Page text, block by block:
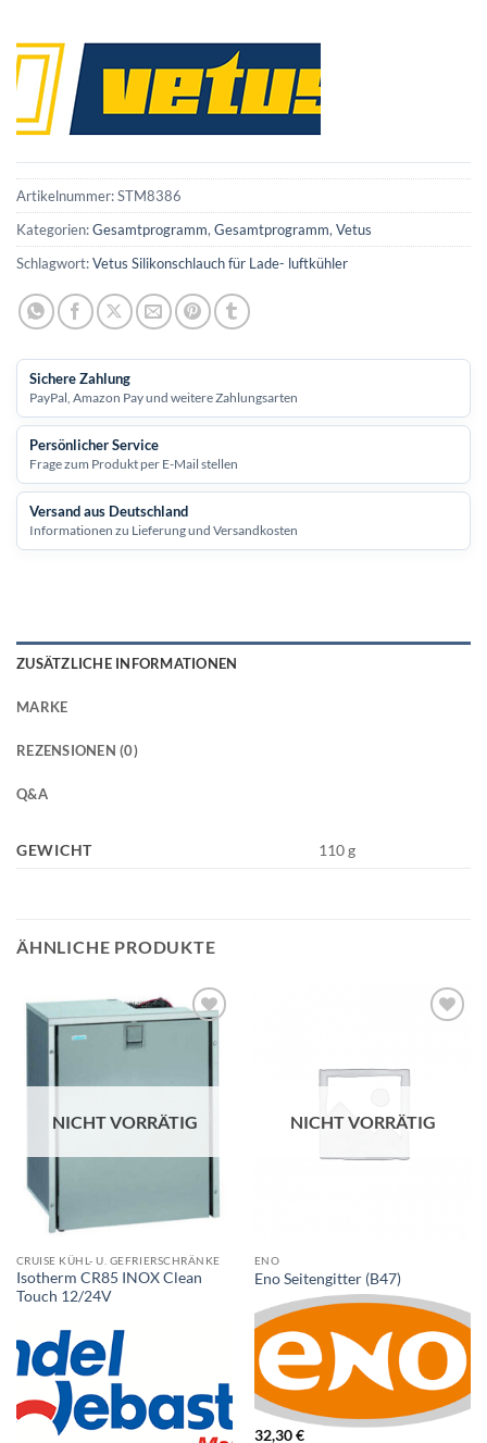
Artikelnummer:STM8386
Kategorien:Gesamtprogramm, Gesamtprogramm, Vetus
Schlagwort:Vetus Silikonschlauch für Lade- luftkühler
Sichere Zahlung
PayPal, Amazon Pay und weitere Zahlungsarten
Persönlicher Service
Frage zum Produkt per E-Mail stellen
Versand aus Deutschland
Informationen zu Lieferung und Versandkosten
ZUSÄTZLICHE INFORMATIONEN
MARKE
REZENSIONEN (0)
Q&A
GEWICHT 110 g
ÄHNLICHE PRODUKTE
NICHT VORRÄTIG
CRUISE KÜHL- U. GEFRIERSCHRÄNKE
Isotherm CR85 INOX Clean
Touch 12/24V
NICHT VORRÄTIG
ENO
Eno Seitengitter (B47)
32,30€